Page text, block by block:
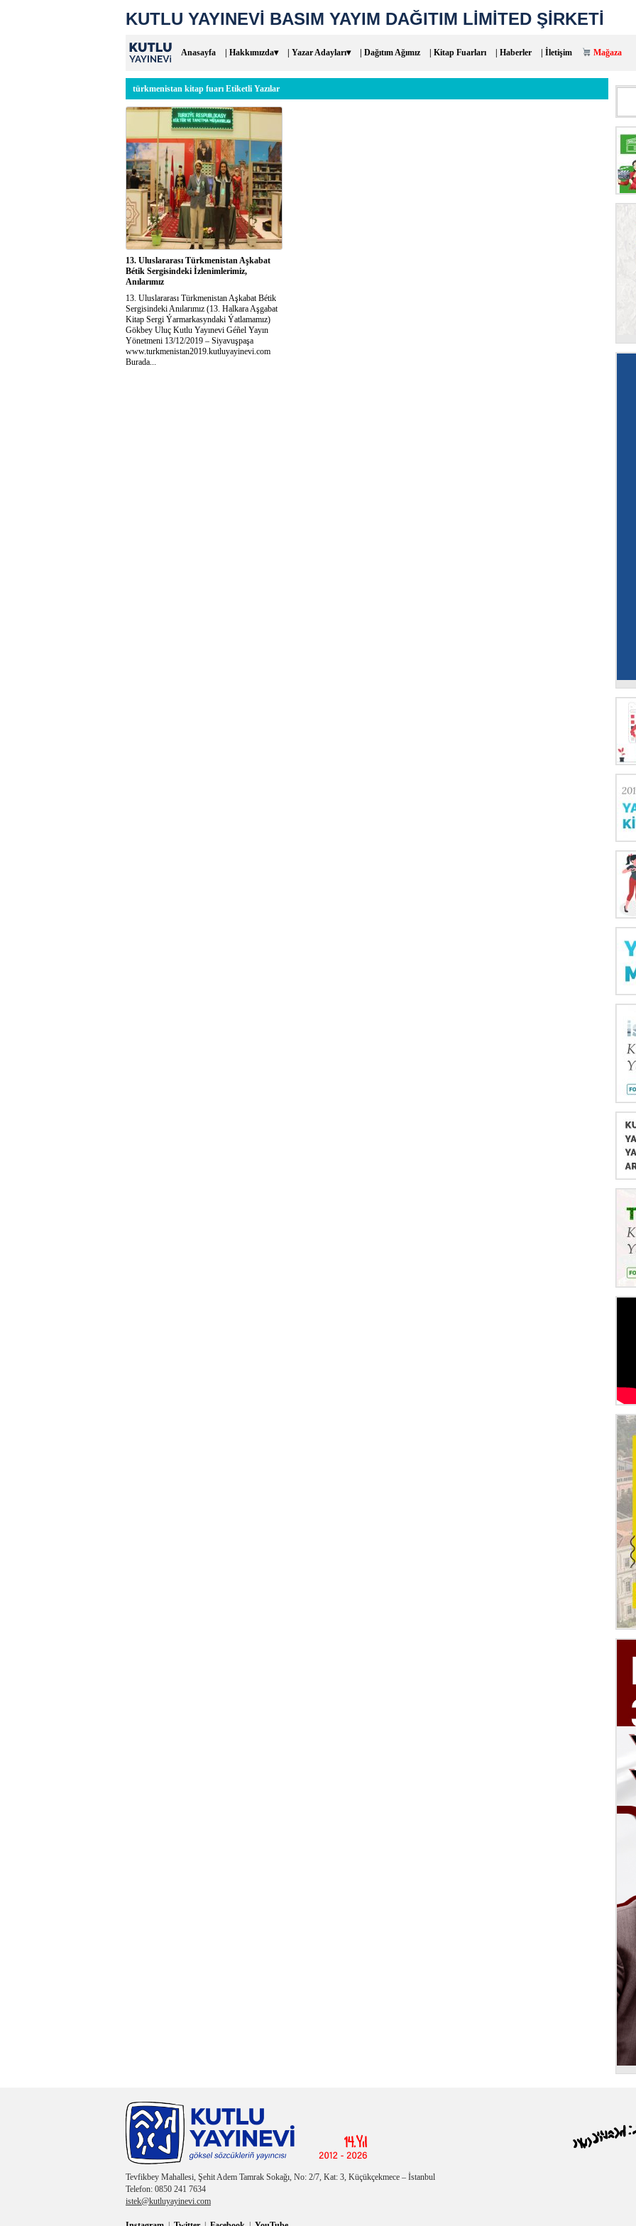
KUTLU YAYINEVİ BASIM YAYIM DAĞITIM LİMİTED ŞİRKETİ
Anasayfa | Hakkımızda▾ | Yazar Adayları▾ | Dağıtım Ağımız | Kitap Fuarları | Haberler | İletişim Mağaza
türkmenistan kitap fuarı Etiketli Yazılar
13. Uluslararası Türkmenistan Aşkabat
Bétik Sergisindeki İzlenimlerimiz,
Anılarımız
13. Uluslararası Türkmenistan Aşkabat Bétik
Sergisindeki Anılarımız (13. Halkara Aşgabat
Kitap Sergi Ýarmarkasyndaki Ýatlamamız)
Gökbey Uluç Kutlu Yayınevi Géñel Yayın
Yönetmeni 13/12/2019 – Siyavuşpaşa
www.turkmenistan2019.kutluyayinevi.com
Burada...
Tevfikbey Mahallesi, Şehit Adem Tamrak Sokağı, No: 2/7, Kat: 3, Küçükçekmece – İstanbul
Telefon: 0850 241 7634
istek@kutluyayinevi.com